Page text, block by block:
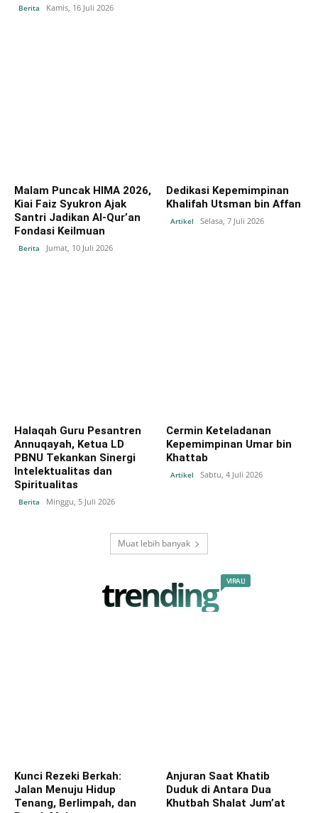
Berita Kamis, 16 Juli 2026
Malam Puncak HIMA 2026,
Kiai Faiz Syukron Ajak
Santri Jadikan Al-Qur’an
Fondasi Keilmuan
Berita Jumat, 10 Juli 2026
Dedikasi Kepemimpinan
Khalifah Utsman bin Affan
Artikel Selasa, 7 Juli 2026
Halaqah Guru Pesantren
Annuqayah, Ketua LD
PBNU Tekankan Sinergi
Intelektualitas dan
Spiritualitas
Berita Minggu, 5 Juli 2026
Cermin Keteladanan
Kepemimpinan Umar bin
Khattab
Artikel Sabtu, 4 Juli 2026
Muat lebih banyak
trending VIRAL!
Kunci Rezeki Berkah:
Jalan Menuju Hidup
Tenang, Berlimpah, dan
Anjuran Saat Khatib
Duduk di Antara Dua
Khutbah Shalat Jum’at